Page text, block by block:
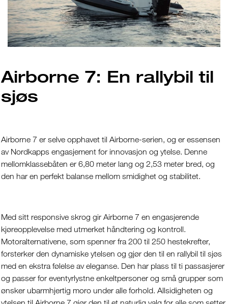
Airborne 7: En rallybil til
sjøs
Airborne 7 er selve opphavet til Airborne-serien, og er essensen
av Nordkapps engasjement for innovasjon og ytelse. Denne
mellomklassebåten er 6,80 meter lang og 2,53 meter bred, og
den har en perfekt balanse mellom smidighet og stabilitet.
Med sitt responsive skrog gir Airborne 7 en engasjerende
kjøreopplevelse med utmerket håndtering og kontroll.
Motoralternativene, som spenner fra 200 til 250 hestekrefter,
forsterker den dynamiske ytelsen og gjør den til en rallybil til sjøs
med en ekstra følelse av eleganse. Den har plass til ti passasjerer
og passer for eventyrlystne enkeltpersoner og små grupper som
ønsker ubarmhjertig moro under alle forhold. Allsidigheten og